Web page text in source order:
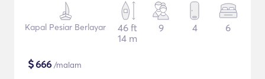
Kapal Pesiar Berlayar
46 ft
14 m
9 4 6
$666 /malam